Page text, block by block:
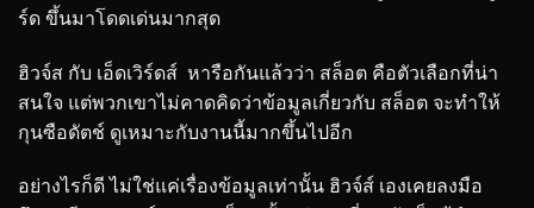
ร์ด ขึ้นมาโดดเด่นมากสุด
ฮิวจ์ส กับ เอ็ดเวิร์ดส์ หารือกันแล้วว่า สล็อต คือตัวเลือกที่น่า
สนใจ แต่พวกเขาไม่คาดคิดว่าข้อมูลเกี่ยวกับ สล็อต จะทำให้
กุนซือดัตช์ ดูเหมาะกับงานนี้มากขึ้นไปอีก
อย่างไรก็ดี ไม่ใช่แค่เรื่องข้อมูลเท่านั้น ฮิวจ์ส์ เองเคยลงมือ